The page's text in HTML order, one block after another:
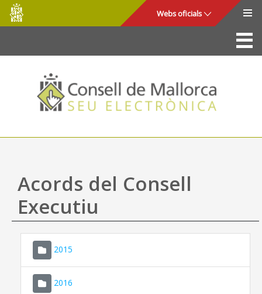
Salta al contingut principal
Consell
de
Mallorca
Webs oficials
La Seu
Consell de Mallorca
Accés i seguretat
Utilitats
Ajuda
Acords del Consell
Executiu
2015
2016